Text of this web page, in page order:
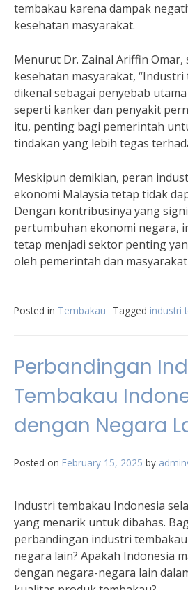
tembakau karena dampak
kesehatan masyarakat.
Menurut Dr. Zainal Ariffin Omar,
kesehatan masyarakat,
dikenal sebagai penyebab
seperti kanker dan penyakit
itu, penting bagi pemerintah
tindakan yang lebih tegas
Meskipun demikian, peran
ekonomi Malaysia tetap tidak
Dengan kontribusinya yang
pertumbuhan ekonomi negara,
tetap menjadi sektor penting
oleh pemerintah dan
Posted in Tembakau Tagged industri
Perbandingan
Tembakau
dengan Negara
Posted on February 15, 2025 by
Industri tembakau Indonesia
yang menarik untuk dibahas.
perbandingan industri
negara lain? Apakah Indonesia
dengan negara-negara lain